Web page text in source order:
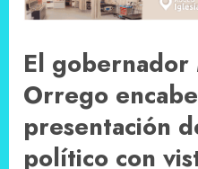
El gobernador
Orrego
presentación
político con